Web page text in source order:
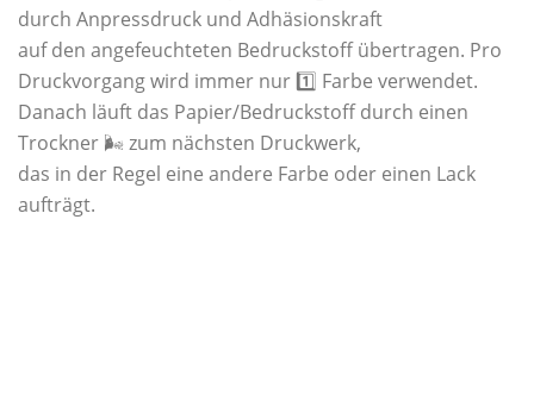
durch Anpressdruck und Adhäsionskraft
auf den angefeuchteten Bedruckstoff übertragen. Pro
Druckvorgang wird immer nur 1️⃣ Farbe verwendet.
Danach läuft das Papier/Bedruckstoff durch einen
Trockner 🌬 zum nächsten Druckwerk,
das in der Regel eine andere Farbe oder einen Lack
aufträgt.